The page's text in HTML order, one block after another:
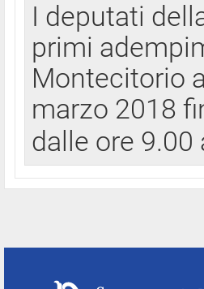
I deputati
primi
Montecitorio
marzo 2018
dalle ore